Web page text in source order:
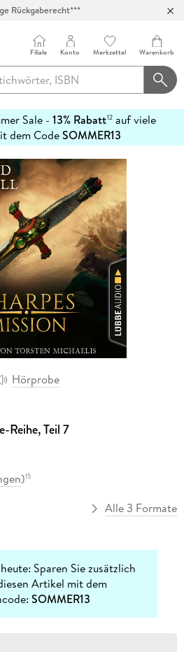
Rückgaberecht***
Filiale Konto Merkzettel Warenkorb
Sale - 13% Rabatt12 auf viele
dem CodeSOMMER13
Hörprobe
Reihe, Teil 7
)15
Alle 3 Formate
Sparen Sie zusätzlich
Artikel mit dem
SOMMER13